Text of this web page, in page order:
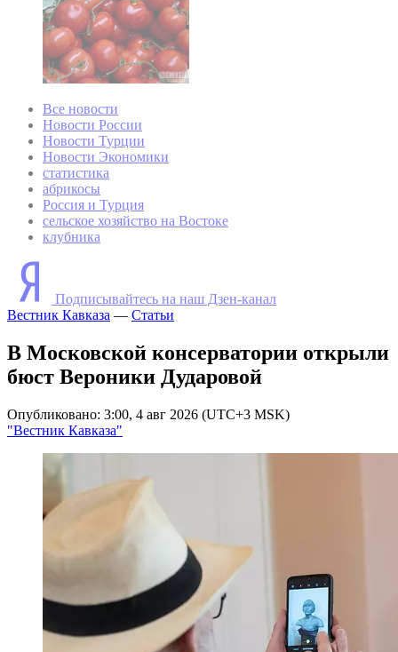
Все новости
Новости России
Новости Турции
Новости Экономики
статистика
абрикосы
Россия и Турция
сельское хозяйство на Востоке
клубника
Подписывайтесь на наш Дзен-канал
Вестник Кавказа — Статьи
В Московской консерватории открыли
бюст Вероники Дударовой
Опубликовано: 3:00, 4 авг 2026 (UTC+3 MSK)
"Вестник Кавказа"